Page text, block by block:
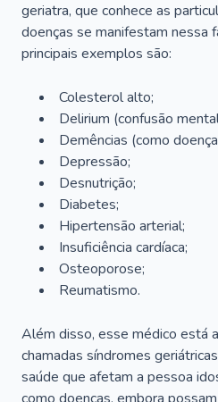
geriatra, que conhece as
doenças se manifestam nessa
principais exemplos são:
Colesterol alto;
Delirium (confusão
Demências (como
Depressão;
Desnutrição;
Diabetes;
Hipertensão arterial;
Insuficiência cardíaca;
Osteoporose;
Reumatismo.
Além disso, esse médico está
chamadas síndromes
saúde que afetam a pessoa